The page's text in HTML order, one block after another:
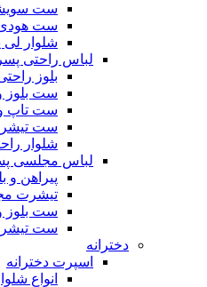
ست
ست هودی
شلوار لی
لباس راحتی
بلوز
ست بلوز
ست تاپ و
ست
شلوار
لباس مجلسی
پیراهن و
تیشرت
ست بلوز
ست
دخترانه
اسپرت دخترانه
انواع